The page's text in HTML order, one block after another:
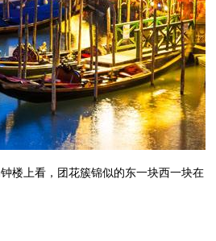
楼上看，团花簇锦似的东一块西一块在